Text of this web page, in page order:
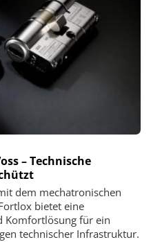
– Technische
dem mechatronischen
bietet eine
Komfortlösung für ein
technischer Infrastruktur.